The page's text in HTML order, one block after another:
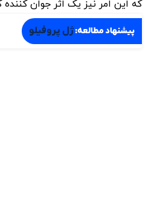
که این امر نیز یک اثر جوان
پیشنهاد مطالعه:ژل پروفیلو